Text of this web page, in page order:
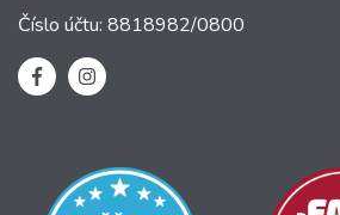
Číslo účtu: 8818982/0800